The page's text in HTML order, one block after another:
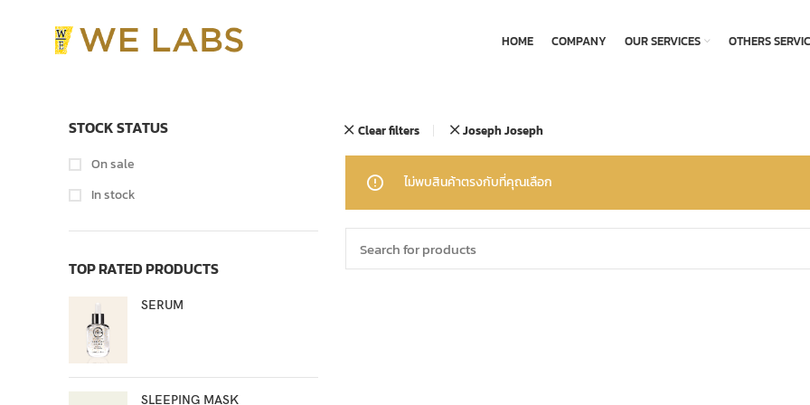
HOME COMPANY OUR SERVICES OTHERS
STOCK STATUS
On sale
In stock
TOP RATED PRODUCTS
SERUM
SLEEPING MASK
Clear filters Joseph Joseph
ไม่พบสินค้าตรงกับที่คุณเลือก